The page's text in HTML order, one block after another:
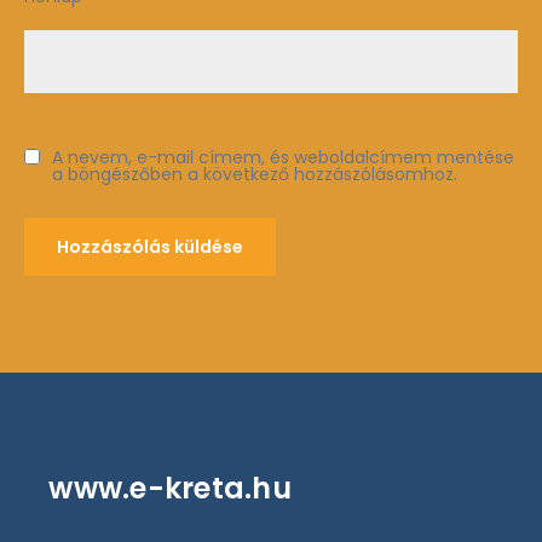
A nevem, e-mail címem, és weboldalcímem mentése
a böngészőben a következő hozzászólásomhoz.
www.e-kreta.hu